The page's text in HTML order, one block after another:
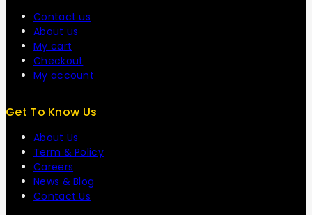
Contact us
About us
My cart
Checkout
My account
Get To Know Us
About Us
Term & Policy
Careers
News & Blog
Contact Us